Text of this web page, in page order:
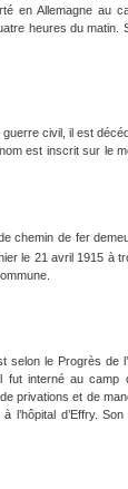
en Allemagne au
heures du matin.
civil, il est
est inscrit sur le
chemin de fer
le 21 avril 1915 à
selon le Progrès de
interné au camp
privations et de
l’hôpital d’Effry.